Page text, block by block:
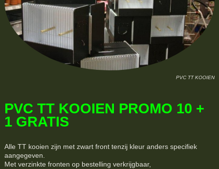
PVC TT KOOIEN
PVC TT KOOIEN PROMO 10 +
1 GRATIS
Alle TT kooien zijn met zwart front tenzij kleur anders specifiek
aangegeven.
Met verzinkte fronten op bestelling verkrijgbaar,